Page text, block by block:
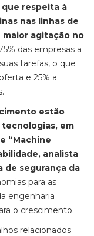
respeita à
nas linhas de
maior agitação no
das empresas a
tarefas, o que
e 25% a
estão
em
“Machine
analista
de segurança da
para as
engenharia
o crescimento.
relacionados